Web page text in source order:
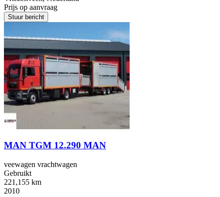
Prijs op aanvraag
Stuur bericht
MAN TGM 12.290 MAN
veewagen vrachtwagen
Gebruikt
221,155 km
2010